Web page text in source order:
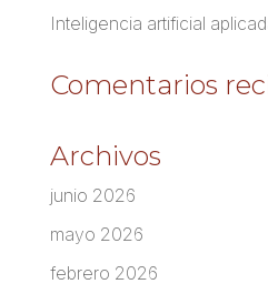
Inteligencia artificial
Comentarios
Archivos
junio 2026
mayo 2026
febrero 2026